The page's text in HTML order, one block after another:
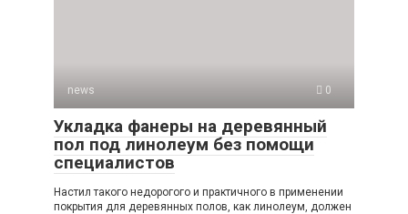
news 0
Укладка фанеры на деревянный
пол под линолеум без помощи
специалистов
Настил такого недорогого и практичного в применении
покрытия для деревянных полов, как линолеум, должен